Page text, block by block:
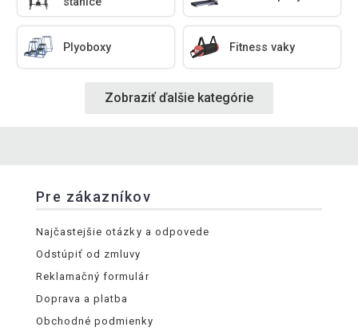
Plyoboxy Fitness vaky
Zobraziť ďalšie kategórie
Pre zákazníkov
Najčastejšie otázky a odpovede
Odstúpiť od zmluvy
Reklamačný formulár
Doprava a platba
Obchodné podmienky